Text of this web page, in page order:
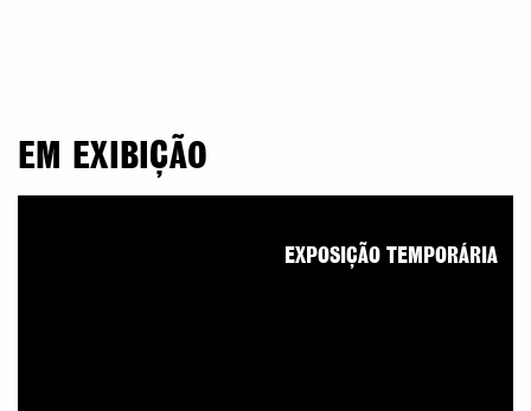
EM EXIBIÇÃO
EXPOSIÇÃO TEMPORÁRIA